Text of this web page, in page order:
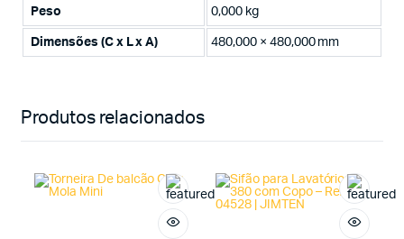
Peso 0,000 kg
Dimensões (C x L x A) 480,000 × 480,000 mm
Produtos relacionados